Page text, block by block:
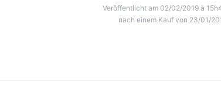
Veröffentlicht am 02/02/2019 à
nach einem Kauf von 23/01/